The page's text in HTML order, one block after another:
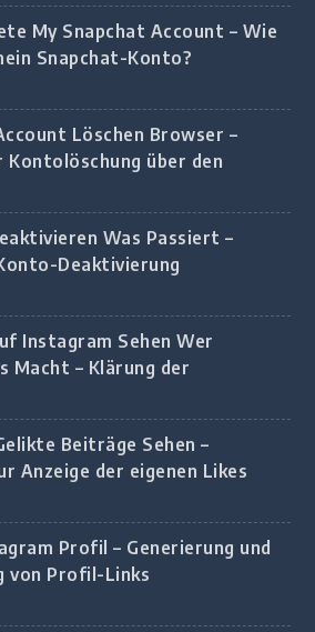
My Snapchat Account – Wie
Snapchat-Konto?
Löschen Browser –
über den
Was Passiert –
Deaktivierung
Instagram Sehen Wer
Macht – Klärung der
Beiträge Sehen –
Anzeige der eigenen Likes
Profil – Generierung und
von Profil-Links